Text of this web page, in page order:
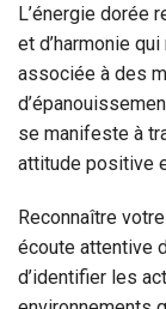
L’énergie dorée
et d’harmonie
associée à des
se manifeste à
attitude positive
Reconnaître
écoute attentive
d’identifier les